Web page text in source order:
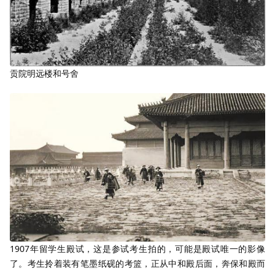
贡院明远楼和号舍
1907年留学生殿试，这是参试考生拍的，可能是殿试唯一的影像
了。考生拎着装有笔墨纸砚的考篮，正从中和殿后面，奔保和殿而